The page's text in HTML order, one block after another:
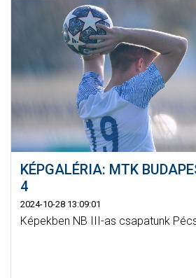
KÉPGALÉRIA: MTK
4
2024-10-28 13:09:01
Képekben NB III-as csapatunk